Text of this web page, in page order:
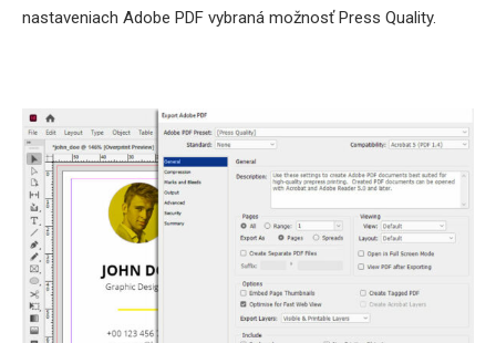
nastaveniach Adobe PDF vybraná možnosť Press Quality.